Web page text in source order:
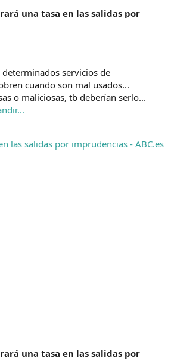
una tasa en las salidas por
determinados servicios de
cuando son mal usados...
o maliciosas, tb deberían serlo...
las salidas por imprudencias - ABC.es
una tasa en las salidas por